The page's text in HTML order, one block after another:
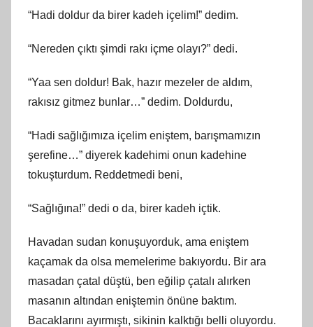
“Hadi doldur da birer kadeh içelim!” dedim.
“Nereden çıktı şimdi rakı içme olayı?” dedi.
“Yaa sen doldur! Bak, hazır mezeler de aldım,
rakısız gitmez bunlar…” dedim. Doldurdu,
“Hadi sağlığımıza içelim eniştem, barışmamızın
şerefine…” diyerek kadehimi onun kadehine
tokuşturdum. Reddetmedi beni,
“Sağlığına!” dedi o da, birer kadeh içtik.
Havadan sudan konuşuyorduk, ama eniştem
kaçamak da olsa memelerime bakıyordu. Bir ara
masadan çatal düştü, ben eğilip çatalı alırken
masanın altından eniştemin önüne baktım.
Bacaklarını ayırmıştı, sikinin kalktığı belli oluyordu.